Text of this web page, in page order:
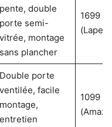
pente, double
porte semi-
vitrée, montage
sans plancher
1699 €
Double porte
ventilée, facile
montage,
entretien
1099 €